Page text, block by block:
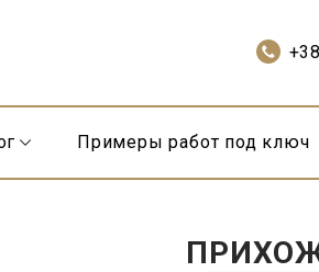
Примеры работ под ключ